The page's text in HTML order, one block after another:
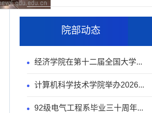
院部动态
经济学院在第十二届全国大学...
计算机科学技术学院举办2026...
92级电气工程系毕业三十周年...